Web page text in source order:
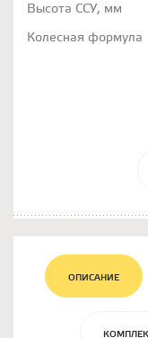
Высота ССУ, мм
Колесная формула
ОПИСАНИЕ